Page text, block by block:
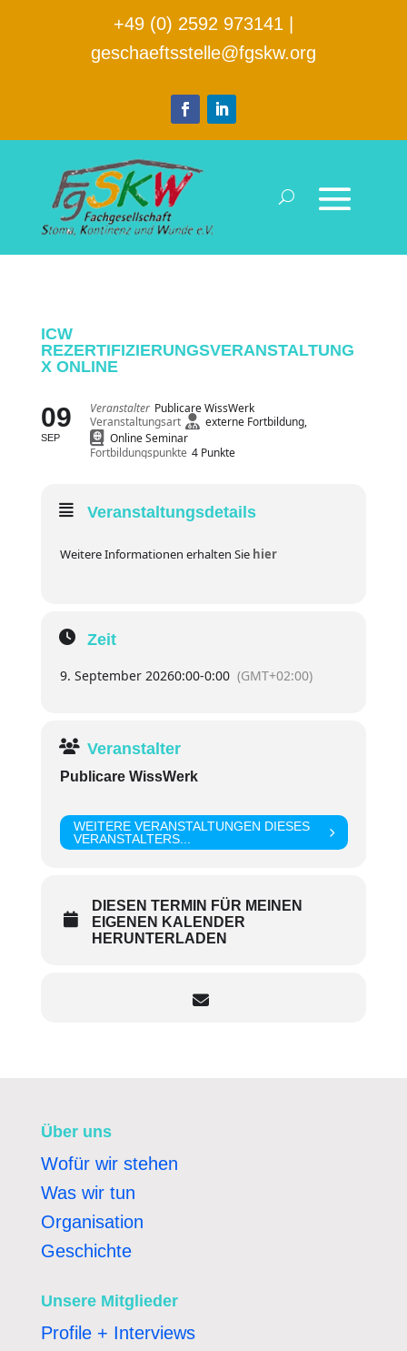
+49 (0) 2592 973141
geschaeftsstelle@fgskw.org
ICW
REZERTIFIZIERUNGSVERANSTALTUNG
X ONLINE
09
SEP
Veranstalter Publicare WissWerk
Veranstaltungsart
externe Fortbildung,
Online Seminar
Fortbildungspunkte 4 Punkte
Veranstaltungsdetails
Weitere Informationen erhalten Sie hier
Zeit
9. September 20260:00-0:00 (GMT+02:00)
Veranstalter
Publicare WissWerk
WEITERE VERANSTALTUNGEN DIESES
VERANSTALTERS...
DIESEN TERMIN FÜR MEINEN
EIGENEN KALENDER
HERUNTERLADEN
Über uns
Wofür wir stehen
Was wir tun
Organisation
Geschichte
Unsere Mitglieder
Profile + Interviews